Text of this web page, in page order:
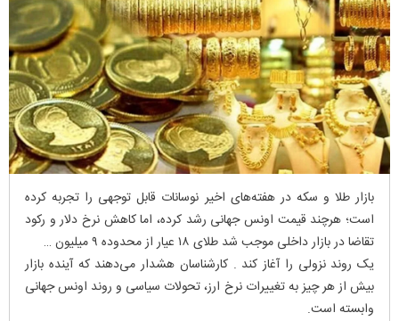
بازار طلا و سکه در هفته‌های اخیر نوسانات قابل توجهی را تجربه کرده
است؛ هرچند قیمت اونس جهانی رشد کرده، اما کاهش نرخ دلار و رکود
تقاضا در بازار داخلی موجب شد طلای ۱۸ عیار از محدوده ۹ میلیون تومان
یک روند نزولی را آغاز کند . کارشناسان هشدار می‌دهند که آینده بازار
بیش از هر چیز به تغییرات نرخ ارز، تحولات سیاسی و روند اونس جهانی
وابسته است.